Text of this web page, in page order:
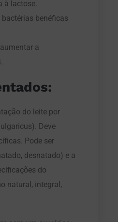
à lactose.
benéficas
a
do leite por
Deve
Pode ser
desnatado) e a
do
natural, integral,